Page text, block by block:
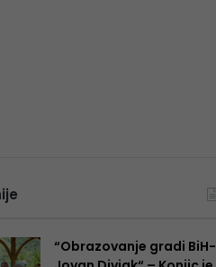
“Obrazovanje gradi BiH-